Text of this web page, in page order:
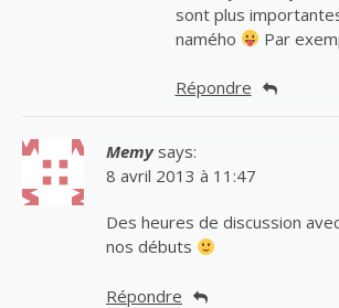
sont plus
namého
Par
Répondre
Memy says:
8 avril 2013 à 11:47
Des heures de discussion
nos débuts
Répondre